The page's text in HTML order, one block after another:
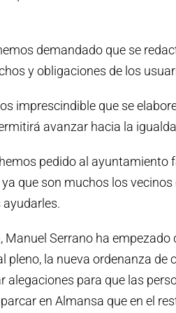
demandado que se
y obligaciones de los
imprescindible que se
avanzar hacia la
pedido al ayuntamiento
que son muchos los vecinos
Manuel Serrano ha empezado
pleno, la nueva ordenanza de
alegaciones para que las
en Almansa que en el